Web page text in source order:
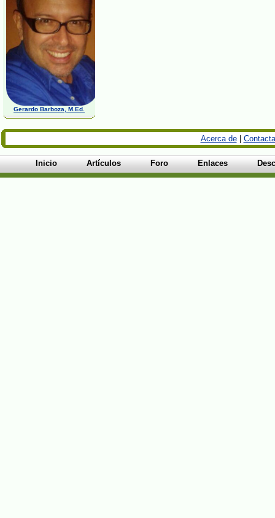
Gerardo Barboza, M.Ed.
Acerca de|
Inicio Artículos Foro Enlaces